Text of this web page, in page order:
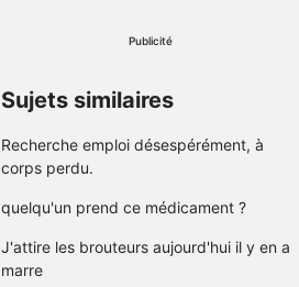
Publicité
Sujets similaires
Recherche emploi désespérément, à
corps perdu.
quelqu'un prend ce médicament ?
J'attire les brouteurs aujourd'hui il y en a
marre